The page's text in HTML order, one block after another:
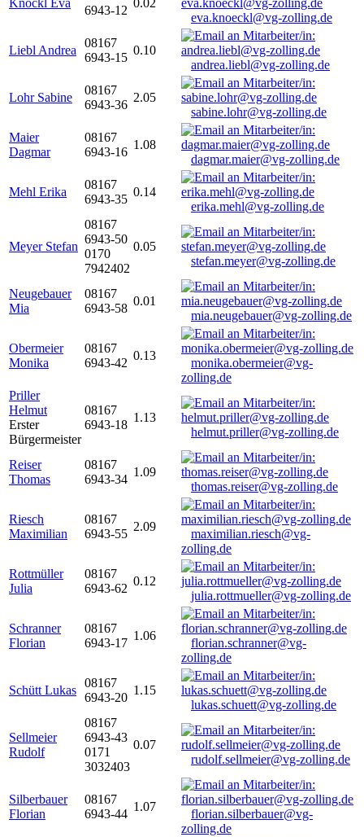
Knöckl Eva
6943-12
0.02
eva.knoeckl@vg-zolling.de
Liebl Andrea
08167
6943-15
0.10
andrea.liebl@vg-zolling.de
Lohr Sabine
08167
6943-36
2.05
sabine.lohr@vg-zolling.de
Maier
Dagmar
08167
6943-16
1.08
dagmar.maier@vg-zolling.de
Mehl Erika
08167
6943-35
0.14
erika.mehl@vg-zolling.de
Meyer Stefan
08167
6943-50
0170
7942402
0.05
stefan.meyer@vg-zolling.de
Neugebauer
Mia
08167
6943-58
0.01
mia.neugebauer@vg-zolling.de
Obermeier
Monika
08167
6943-42
0.13
monika.obermeier@vg-
zolling.de
Priller
Helmut
Erster
Bürgermeister
08167
6943-18
1.13
helmut.priller@vg-zolling.de
Reiser
Thomas
08167
6943-34
1.09
thomas.reiser@vg-zolling.de
Riesch
Maximilian
08167
6943-55
2.09
maximilian.riesch@vg-
zolling.de
Rottmüller
Julia
08167
6943-62
0.12
julia.rottmueller@vg-zolling.de
Schranner
Florian
08167
6943-17
1.06
florian.schranner@vg-
zolling.de
Schütt Lukas
08167
6943-20
1.15
lukas.schuett@vg-zolling.de
Sellmeier
Rudolf
08167
6943-43
0171
3032403
0.07
rudolf.sellmeier@vg-zolling.de
Silberbauer
Florian
08167
6943-44
1.07
florian.silberbauer@vg-
zolling.de